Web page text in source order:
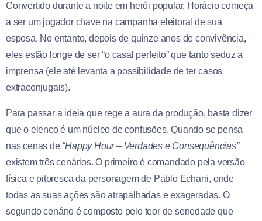
Convertido durante a noite em herói popular, Horácio começa
a ser um jogador chave na campanha eleitoral de sua
esposa. No entanto, depois de quinze anos de convivência,
eles estão longe de ser “o casal perfeito” que tanto seduz a
imprensa (ele até levanta a possibilidade de ter casos
extraconjugais).
Para passar a ideia que rege a aura da produção, basta dizer
que o elenco é um núcleo de confusões. Quando se pensa
nas cenas de“Happy Hour – Verdades e Consequências”
existem três cenários. O primeiro é comandado pela versão
física e pitoresca da personagem de Pablo Echarri, onde
todas as suas ações são atrapalhadas e exageradas. O
segundo cenário é composto pelo teor de seriedade que